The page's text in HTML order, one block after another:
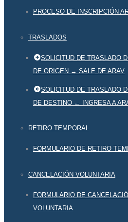
PROCESO DE INSCRIPCIÓN
TRASLADOS
SOLICITUD DE TRASLADO
DE ORIGEN → SALE DE ARAV
SOLICITUD DE TRASLADO
DE DESTINO ← INGRESA A
RETIRO TEMPORAL
FORMULARIO DE RETIRO
CANCELACIÓN VOLUNTARIA
FORMULARIO DE
VOLUNTARIA